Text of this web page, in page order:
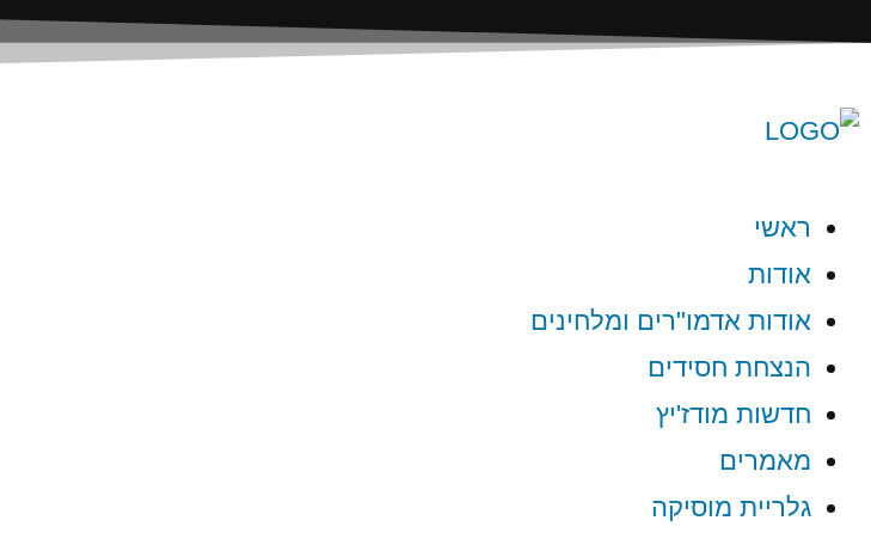
ראשי
אודות
אודות אדמו"רים ומלחינים
הנצחת חסידים
חדשות מודז'יץ
מאמרים
גלריית מוסיקה